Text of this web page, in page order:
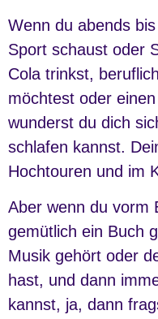
Wenn du abends
Sport schaust oder
Cola trinkst,
möchtest oder
wunderst du dich
schlafen kannst.
Hochtouren und im
Aber wenn du vorm
gemütlich ein Buch
Musik gehört oder
hast, und dann
kannst, ja, dann